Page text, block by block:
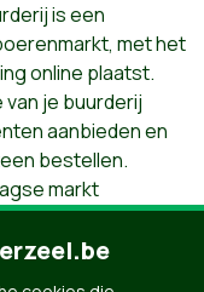
is een
met het
online plaatst.
van je buurderij
aanbieden en
bestellen.
markt
informele en